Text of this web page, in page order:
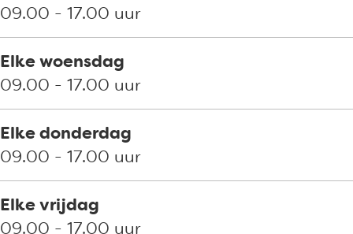
g
r
r
A
g
r
o
e
r
A
g
r
o
g
r
o
09.00 - 17.00 uur
Elke woensdag
09.00 - 17.00 uur
Elke donderdag
09.00 - 17.00 uur
Elke vrijdag
09.00 - 17.00 uur